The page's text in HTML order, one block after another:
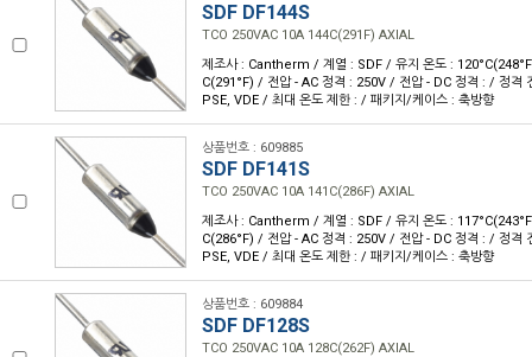
SDF DF144S
TCO 250VAC 10A 144C(291F) AXIAL
제조사 : Cantherm / 계열 : SDF / 유지 온도 :
C(291°F) / 전압 - AC 정격 : 250V / 전압 - DC 정격 : / 정격
PSE, VDE / 최대 온도 제한 : / 패키지/케이스 : 축방향
상품번호 : 609885
SDF DF141S
TCO 250VAC 10A 141C(286F) AXIAL
제조사 : Cantherm / 계열 : SDF / 유지 온도 :
C(286°F) / 전압 - AC 정격 : 250V / 전압 - DC 정격 : / 정격
PSE, VDE / 최대 온도 제한 : / 패키지/케이스 : 축방향
상품번호 : 609884
SDF DF128S
TCO 250VAC 10A 128C(262F) AXIAL